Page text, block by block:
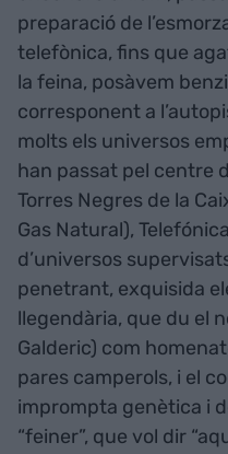
preparació de
telefònica, fins que
la feina, posàvem
corresponent a
molts els universos
han passat pel centre
Torres Negres de la
Gas Natural),
d’universos
penetrant, exquisida
llegendària, que du el
Galderic) com
pares camperols, i el
imprompta genètica i
“feiner”, que vol dir